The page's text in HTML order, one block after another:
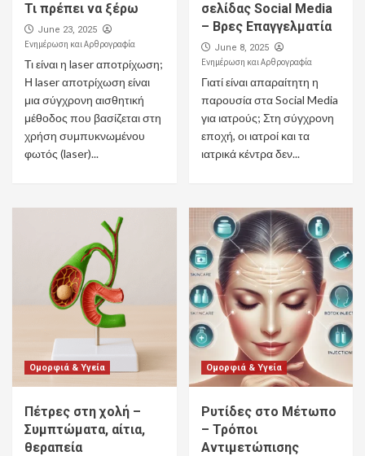
Τι πρέπει να ξέρω
June 23, 2025
Ενημέρωση και Αρθρογραφία
Τι είναι η laser αποτρίχωση;
Η laser αποτρίχωση είναι
μια σύγχρονη αισθητική
μέθοδος που βασίζεται στη
χρήση συμπυκνωμένου
φωτός (laser)...
σελίδας Social Media
– Βρες Επαγγελματία
June 8, 2025
Ενημέρωση και Αρθρογραφία
Γιατί είναι απαραίτητη η
παρουσία στα Social Media
για ιατρούς; Στη σύγχρονη
εποχή, οι ιατροί και τα
ιατρικά κέντρα δεν...
Ομορφιά & Υγεία
Πέτρες στη χολή –
Συμπτώματα, αίτια,
θεραπεία
Ομορφιά & Υγεία
Ρυτίδες στο Μέτωπο
– Τρόποι
Αντιμετώπισης